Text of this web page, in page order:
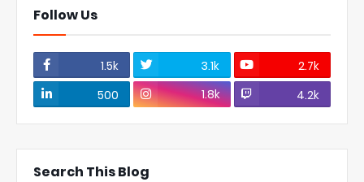
Follow Us
1.5k 3.1k
2.7k
500
1.8k 4.2k
Search This Blog